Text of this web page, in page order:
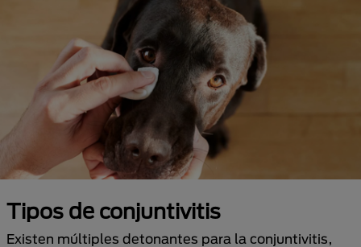
Tipos de conjuntivitis
Existen múltiples detonantes para la conjuntivitis,